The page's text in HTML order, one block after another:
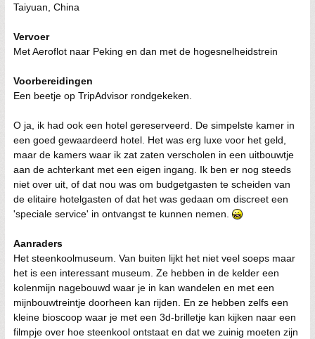
Taiyuan, China
Vervoer
Met Aeroflot naar Peking en dan met de hogesnelheidstrein
Voorbereidingen
Een beetje op TripAdvisor rondgekeken.
O ja, ik had ook een hotel gereserveerd. De simpelste kamer in
een goed gewaardeerd hotel. Het was erg luxe voor het geld,
maar de kamers waar ik zat zaten verscholen in een uitbouwtje
aan de achterkant met een eigen ingang. Ik ben er nog steeds
niet over uit, of dat nou was om budgetgasten te scheiden van
de elitaire hotelgasten of dat het was gedaan om discreet een
'speciale service' in ontvangst te kunnen nemen.
Aanraders
Het steenkoolmuseum. Van buiten lijkt het niet veel soeps maar
het is een interessant museum. Ze hebben in de kelder een
kolenmijn nagebouwd waar je in kan wandelen en met een
mijnbouwtreintje doorheen kan rijden. En ze hebben zelfs een
kleine bioscoop waar je met een 3d-brilletje kan kijken naar een
filmpje over hoe steenkool ontstaat en dat we zuinig moeten zijn